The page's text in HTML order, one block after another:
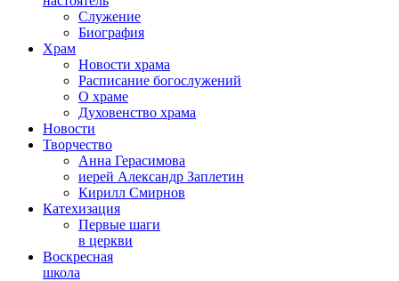
Служение
Биография
Храм
Новости храма
Расписание богослужений
О храме
Духовенство храма
Новости
Творчество
Анна Герасимова
иерей Александр Заплетин
Кирилл Смирнов
Катехизация
Первые шаги
в церкви
Воскресная
школа